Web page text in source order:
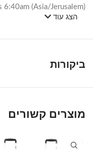
6:40am (Asia/Jerusalem)
הצג עוד
ביקורות
מוצרים קשורים